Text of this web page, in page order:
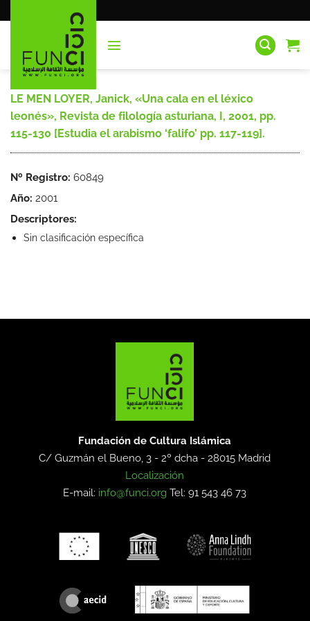
al
LE MEN LOYER, Janick, «Una cala en el léxico
leonés», Revista de filología asturiana, I, 2001, pp.
115-130 [Estudia el arabismo ‘falifo’ pp. 117-119].
Nº Registro: 60849
Año: 2001
Descriptores:
Sin clasificación específica
Fundación de Cultura Islámica
C/ Guzmán el Bueno, 3 - 2º dcha -28015 Madrid
Localización
E-mail: info@funci.org Tel: 91 543 46 73